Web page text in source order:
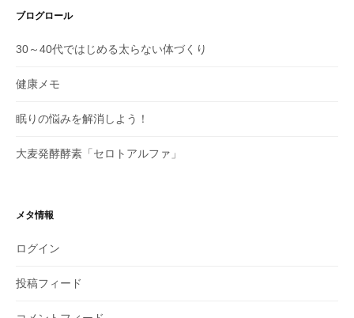
ブログロール
30～40代ではじめる太らない体づくり
健康メモ
眠りの悩みを解消しよう！
大麦発酵酵素「セロトアルファ」
メタ情報
ログイン
投稿フィード